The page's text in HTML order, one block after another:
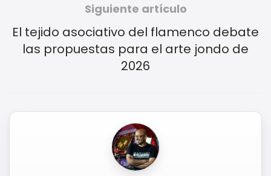
Siguiente artículo
El tejido asociativo del flamenco debate
las propuestas para el arte jondo de
2026